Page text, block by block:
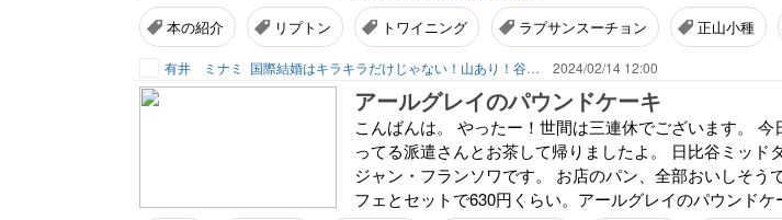
本の紹介 リプトン トワイニング ラプサンスーチョン 正山小種
有井 ミナミ 国際結婚はキラキラだけじゃない！山あり！谷あり！闇もある！？ 2024/02/14 12:00
アールグレイのパウンドケーキ
こんばんは。 やったー！世間は三連休でございます。
ってる派遣さんとお茶して帰りましたよ。 日比谷ミッド
ジャン・フランソワです。 お店のパン、全部おいしそう
フェとセットで630円くらい。アールグレイのパウンドケ